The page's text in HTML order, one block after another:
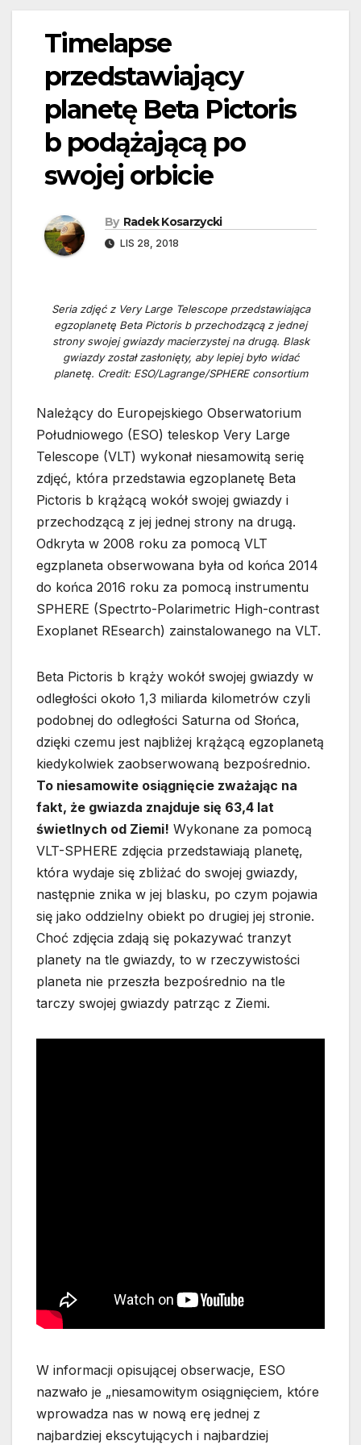
Timelapse
przedstawiający
planetę Beta Pictoris
b podążającą po
swojej orbicie
By Radek Kosarzycki
LIS 28, 2018
Seria zdjęć z Very Large Telescope przedstawiająca
egzoplanetę Beta Pictoris b przechodzącą z jednej
strony swojej gwiazdy macierzystej na drugą. Blask
gwiazdy został zasłonięty, aby lepiej było widać
planetę. Credit: ESO/Lagrange/SPHERE consortium
Należący do Europejskiego Obserwatorium
Południowego (ESO) teleskop Very Large
Telescope (VLT) wykonał niesamowitą serię
zdjęć, która przedstawia egzoplanetę Beta
Pictoris b krążącą wokół swojej gwiazdy i
przechodzącą z jej jednej strony na drugą.
Odkryta w 2008 roku za pomocą VLT
egzplaneta obserwowana była od końca 2014
do końca 2016 roku za pomocą instrumentu
SPHERE (Spectrto-Polarimetric High-contrast
Exoplanet REsearch) zainstalowanego na VLT.
Beta Pictoris b krąży wokół swojej gwiazdy w
odległości około 1,3 miliarda kilometrów czyli
podobnej do odległości Saturna od Słońca,
dzięki czemu jest najbliżej krążącą egzoplanetą
kiedykolwiek zaobserwowaną bezpośrednio.
To niesamowite osiągnięcie zważając na
fakt, że gwiazda znajduje się 63,4 lat
świetlnych od Ziemi! Wykonane za pomocą
VLT-SPHERE zdjęcia przedstawiają planetę,
która wydaje się zbliżać do swojej gwiazdy,
następnie znika w jej blasku, po czym pojawia
się jako oddzielny obiekt po drugiej jej stronie.
Choć zdjęcia zdają się pokazywać tranzyt
planety na tle gwiazdy, to w rzeczywistości
planeta nie przeszła bezpośrednio na tle
tarczy swojej gwiazdy patrząc z Ziemi.
W informacji opisującej obserwacje, ESO
nazwało je „niesamowitym osiągnięciem, które
wprowadza nas w nową erę jednej z
najbardziej ekscytujących i najbardziej